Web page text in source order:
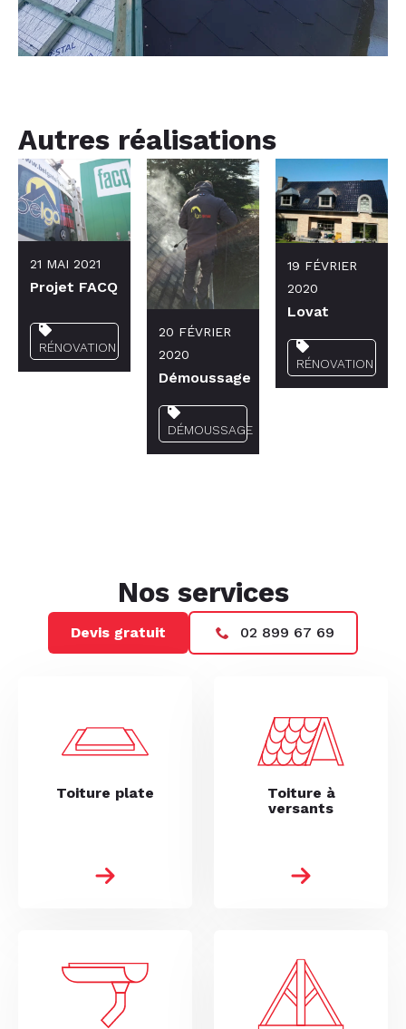
Autres réalisations
21 MAI 2021
Projet FACQ
RÉNOVATION
20 FÉVRIER
2020
Démoussage
DÉMOUSSAGE
19 FÉVRIER
2020
Lovat
RÉNOVATION
Nos services
Devis gratuit 02 899 67 69
Toiture plate
Toiture à
versants